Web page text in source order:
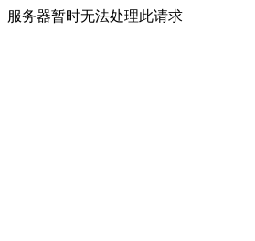
服务器暂时无法处理此请求